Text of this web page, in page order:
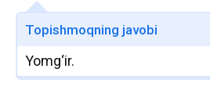
Topishmoqning javobi
Yomg‘ir.